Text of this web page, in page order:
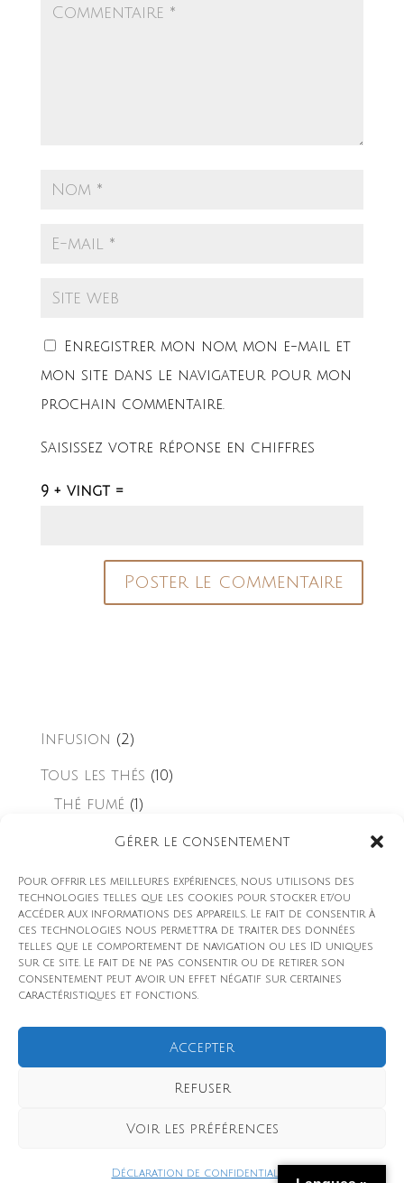
Gérer le consentement
Pour offrir les meilleures expériences, nous utilisons des
technologies telles que les cookies pour stocker et/ou
accéder aux informations des appareils. Le fait de consentir à
ces technologies nous permettra de traiter des données
telles que le comportement de navigation ou les ID uniques
sur ce site. Le fait de ne pas consentir ou de retirer son
consentement peut avoir un effet négatif sur certaines
caractéristiques et fonctions.
Accepter
Refuser
Voir les préférences
Déclaration de confidentialité
Enregistrer mon nom, mon e-mail et
mon site dans le navigateur pour mon
prochain commentaire.
Saisissez votre réponse en chiffres
9 + vingt =
Infusion (2)
Tous les thés (10)
Thé fumé (1)
Thé blanc(1)
Thé noir(4)
Thé gastronomique(2)
Thés parfumés(6)
Thé vert(4)
Devantiers